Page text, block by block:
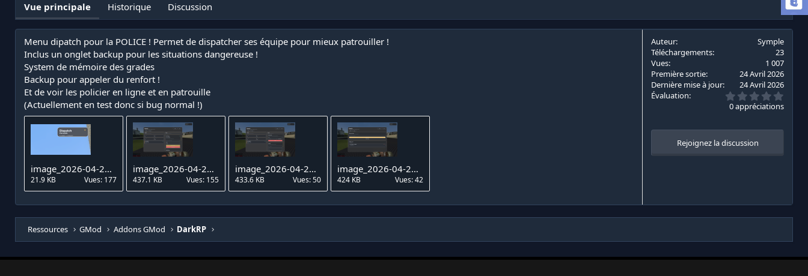
e
u
r
d
e
c
r
é
a
i
o
n
Vue principale Historique Discussion
Menu dipatch pour la POLICE ! Permet de dispatcher ses équipe pour mieux patrouiller !
Inclus un onglet backup pour les situations dangereuse !
System de mémoire des grades
Backup pour appeler du renfort !
Et de voir les policier en ligne et en patrouille
(Actuellement en test donc si bug normal !)
image_2026-04-24_200829285.png
21.9 KB Vues: 177
image_2026-04-24_200842376.png
437.1 KB Vues: 155
image_2026-04-24_200856490.png
433.6 KB Vues: 50
image_2026-04-24_200914469.png
424 KB Vues: 42
Auteur
Symple
Téléchargements
23
Vues
1 007
Première sortie
24 Avril 2026
Dernière mise à jour
24 Avril 2026
Évaluation
.
s
0 appréciations
Rejoignez la discussion
Ressources GMod Addons GMod DarkRP